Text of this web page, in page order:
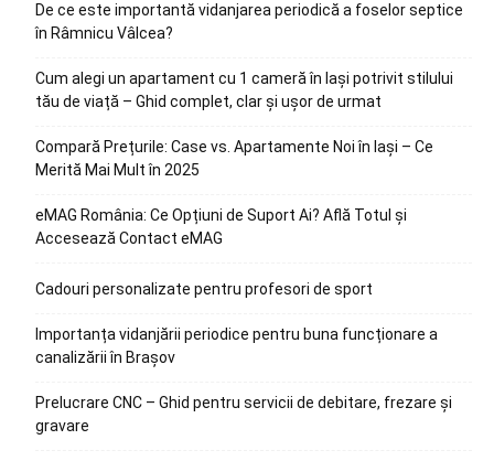
De ce este importantă vidanjarea periodică a foselor septice
în Râmnicu Vâlcea?
Cum alegi un apartament cu 1 cameră în Iași potrivit stilului
tău de viață – Ghid complet, clar și ușor de urmat
Compară Prețurile: Case vs. Apartamente Noi în Iași – Ce
Merită Mai Mult în 2025
eMAG România: Ce Opțiuni de Suport Ai? Află Totul și
Accesează Contact eMAG
Cadouri personalizate pentru profesori de sport
Importanța vidanjării periodice pentru buna funcționare a
canalizării în Brașov
Prelucrare CNC – Ghid pentru servicii de debitare, frezare și
gravare